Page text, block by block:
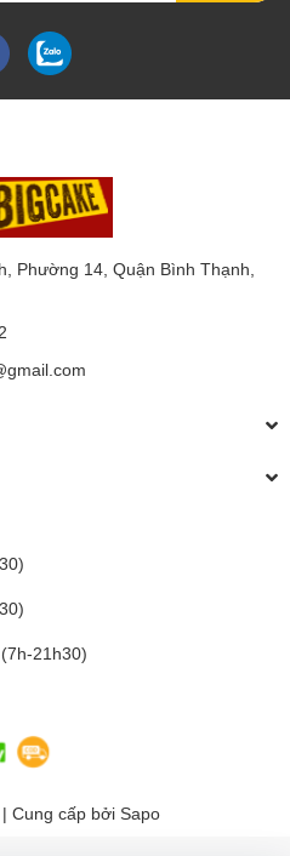
Phường 14, Quận Bình Thạnh,
(7h-21h30)
| Cung cấp bởi Sapo